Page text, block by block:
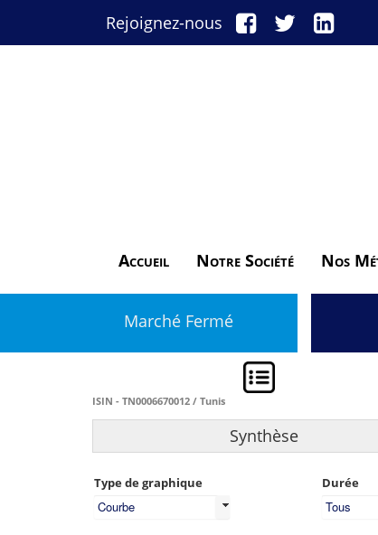
Rejoignez-nous
Accueil Notre Société Nos
Marché Fermé
ISIN - TN0006670012 / Tunis
Synthèse
Type de graphique
Courbe
Durée
Tous